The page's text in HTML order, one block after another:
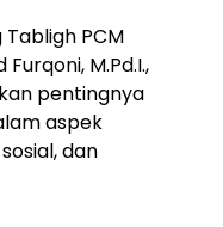
PCM
M.Pd.I.,
pentingnya
aspek
dan